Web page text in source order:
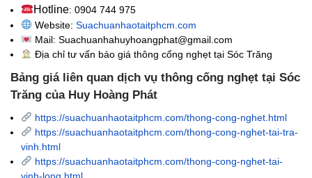
Hotline: 0904 744 975
Website: Suachuanhaotaitphcm.com
Mail: Suachuanhahuyhoangphat@gmail.com
Địa chỉ tư vấn báo giá thông cống nghẹttại Sóc Trăng
Bảng giá liên quan dịch vụ thông cống nghẹt tại Sóc
Trăng của Huy Hoàng Phát
https://suachuanhaotaitphcm.com/thong-cong-nghet.html
https://suachuanhaotaitphcm.com/thong-cong-nghet-tai-tra-
vinh.html
https://suachuanhaotaitphcm.com/thong-cong-nghet-tai-